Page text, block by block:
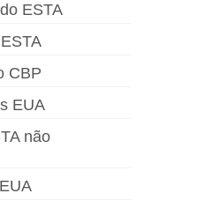
ESTA
CBP
EUA
não